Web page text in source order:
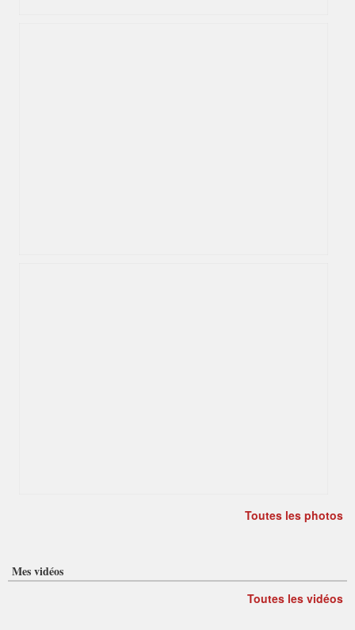
Toutes les photos
Mes vidéos
Toutes les vidéos